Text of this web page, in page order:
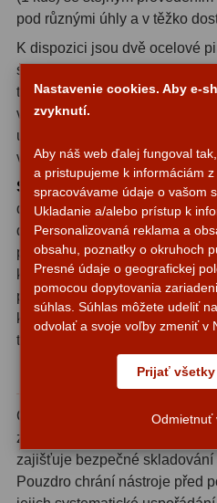
Púzdra a kufre
Iné10
Montáže93
Azimutálne AZ5
Equatoriálne EQ19
Fotografické montáže5
Statívy a piliere3
Tubusové kruhy10
Lišty8
pod různými úhly a v těžko
K dispozici jsou dvě ocelové
s ostrým zakončením pro
tupým zakončením pro
vzorků. Ocelové sekční nůžky
umožňují přesné řezání a
velikostí a konzistencí.
Skalpel s vyměnitelnými
držák a sadu pěti náhradních
dokonale ostré řezné nástroje
preparační práce. Dvě
kapacitou 1 cm³ slouží k
přípravě roztoků. Sadu
kulatým dnem a korkovými
transport vzorků.
Praktické balení a
Celá preparační soupravaje
zesíleném pouzdře s
zajišťuje bezpečné skladování
Pouzdro chrání nástroje před
Nastavenie cookies. Aby e-
zvyknutí.
Aby náš web ďalej fungoval
a pristupujeme k informáciám
spracovávame údaje o vašom
Ukladanie a/alebo prístup k
Personalizovaná reklama a
obsahu, poznatky o okruhoch
Presné údaje o geografickej
pomocou dopytovania
súhlas. Súhlas môžete udeliť
odvolať a svoje voľby zmeniť v
Prijať
Odmietnuť